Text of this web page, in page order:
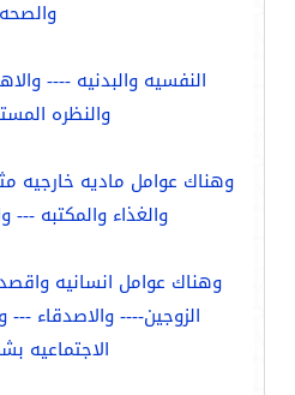
والصحه
النفسيه والبدنيه ----
والنظره
وهناك عوامل ماديه خارجيه
والغذاء والمكتبه ---
وهناك عوامل انسانيه
الزوجين---- والاصدقاء ---
الاجتماعيه